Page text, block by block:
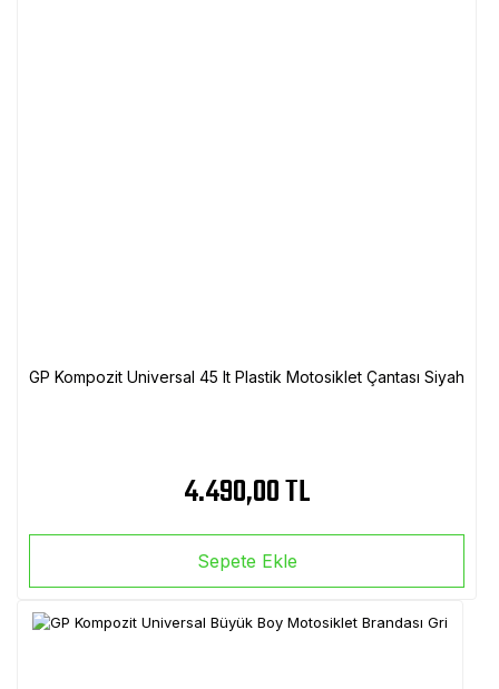
GP Kompozit Universal 45 lt Plastik Motosiklet Çantası Siyah
4.490,00 TL
Sepete Ekle